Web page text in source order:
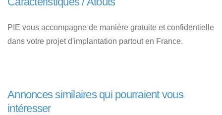
PIE vous accompagne de manière gratuite et confidentielle
dans votre projet d'implantation partout en France.
Annonces similaires qui pourraient vous
intéresser